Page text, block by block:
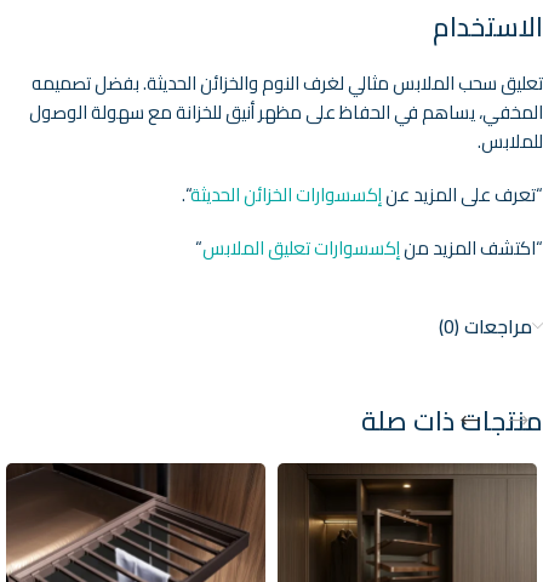
الاستخدام
تعليق سحب الملابس مثالي لغرف النوم والخزائن الحديثة. بفضل تصميمه
المخفي، يساهم في الحفاظ على مظهر أنيق للخزانة مع سهولة الوصول
للملابس.
“تعرف على المزيد عنإكسسوارات الخزائن الحديثة“.
“اكتشف المزيد منإكسسوارات تعليق الملابس“
مراجعات (0)
منتجات ذات صلة